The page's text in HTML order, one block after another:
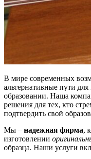
В мире современных
альтернативные пути
образовании. Наша
решения для тех, кто
подтвердить свой
Мы – надежная фирма,
изготовлении
образца. Наши услуги